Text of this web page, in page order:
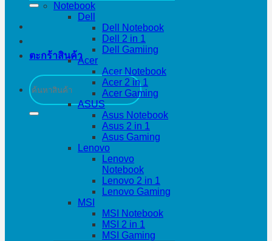
ตะกร้าสินค้า
ค้นหา:
Notebook
Dell
Dell Notebook
Dell 2 in 1
Dell Gamiing
Acer
Acer Notebook
Acer 2 in 1
Acer Gaming
ASUS
Asus Notebook
Asus 2 in 1
Asus Gaming
Lenovo
Lenovo
Notebook
Lenovo 2 in 1
Lenovo Gaming
MSI
MSI Notebook
MSI 2 in 1
MSI Gaming